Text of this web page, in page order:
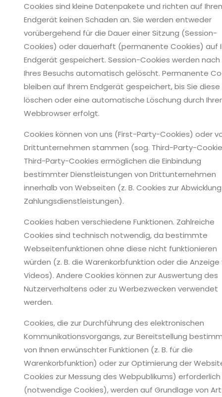
Cookies sind kleine Datenpakete und richten auf
Endgerät keinen Schaden an. Sie werden entweder
vorübergehend für die Dauer einer Sitzung (Session-
Cookies) oder dauerhaft (permanente Cookies) auf
Endgerät gespeichert. Session-Cookies werden nach
Ihres Besuchs automatisch gelöscht. Permanente
bleiben auf Ihrem Endgerät gespeichert, bis Sie
löschen oder eine automatische Löschung durch
Webbrowser erfolgt.
Cookies können von uns (First-Party-Cookies) oder
Drittunternehmen stammen (sog. Third-Party-
Third-Party-Cookies ermöglichen die Einbindung
bestimmter Dienstleistungen von Drittunternehmen
innerhalb von Webseiten (z. B. Cookies zur
Zahlungsdienstleistungen).
Cookies haben verschiedene Funktionen. Zahlreiche
Cookies sind technisch notwendig, da bestimmte
Webseitenfunktionen ohne diese nicht funktionieren
würden (z. B. die Warenkorbfunktion oder die Anzeige
Videos). Andere Cookies können zur Auswertung des
Nutzerverhaltens oder zu Werbezwecken verwendet
werden.
Cookies, die zur Durchführung des elektronischen
Kommunikationsvorgangs, zur Bereitstellung
von Ihnen erwünschter Funktionen (z. B. für die
Warenkorbfunktion) oder zur Optimierung der
Cookies zur Messung des Webpublikums)
(notwendige Cookies), werden auf Grundlage von